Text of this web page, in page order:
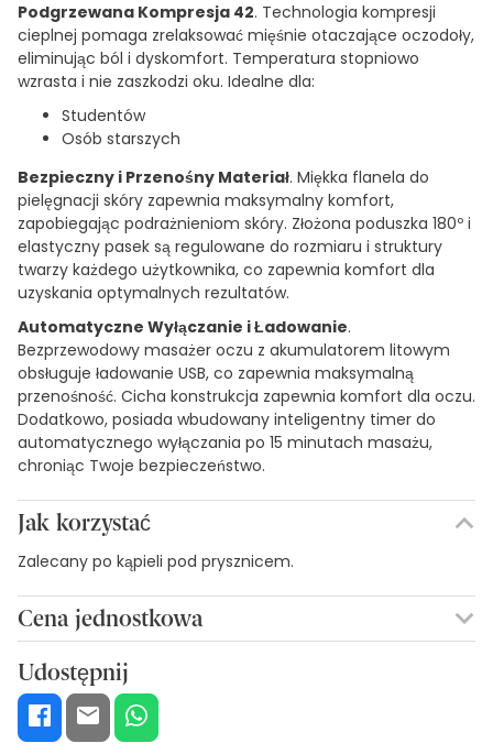
Podgrzewana Kompresja 42. Technologia kompresji
cieplnej pomaga zrelaksować mięśnie otaczające oczodoły,
eliminując ból i dyskomfort. Temperatura stopniowo
wzrasta i nie zaszkodzi oku. Idealne dla:
Studentów
Osób starszych
Bezpieczny i Przenośny Materiał. Miękka flanela do
pielęgnacji skóry zapewnia maksymalny komfort,
zapobiegając podrażnieniom skóry. Złożona poduszka 180º i
elastyczny pasek są regulowane do rozmiaru i struktury
twarzy każdego użytkownika, co zapewnia komfort dla
uzyskania optymalnych rezultatów.
Automatyczne Wyłączanie i Ładowanie.
Bezprzewodowy masażer oczu z akumulatorem litowym
obsługuje ładowanie USB, co zapewnia maksymalną
przenośność. Cicha konstrukcja zapewnia komfort dla oczu.
Dodatkowo, posiada wbudowany inteligentny timer do
automatycznego wyłączania po 15 minutach masażu,
chroniąc Twoje bezpieczeństwo.
Jak korzystać
Zalecany po kąpieli pod prysznicem.
Cena jednostkowa
Udostępnij